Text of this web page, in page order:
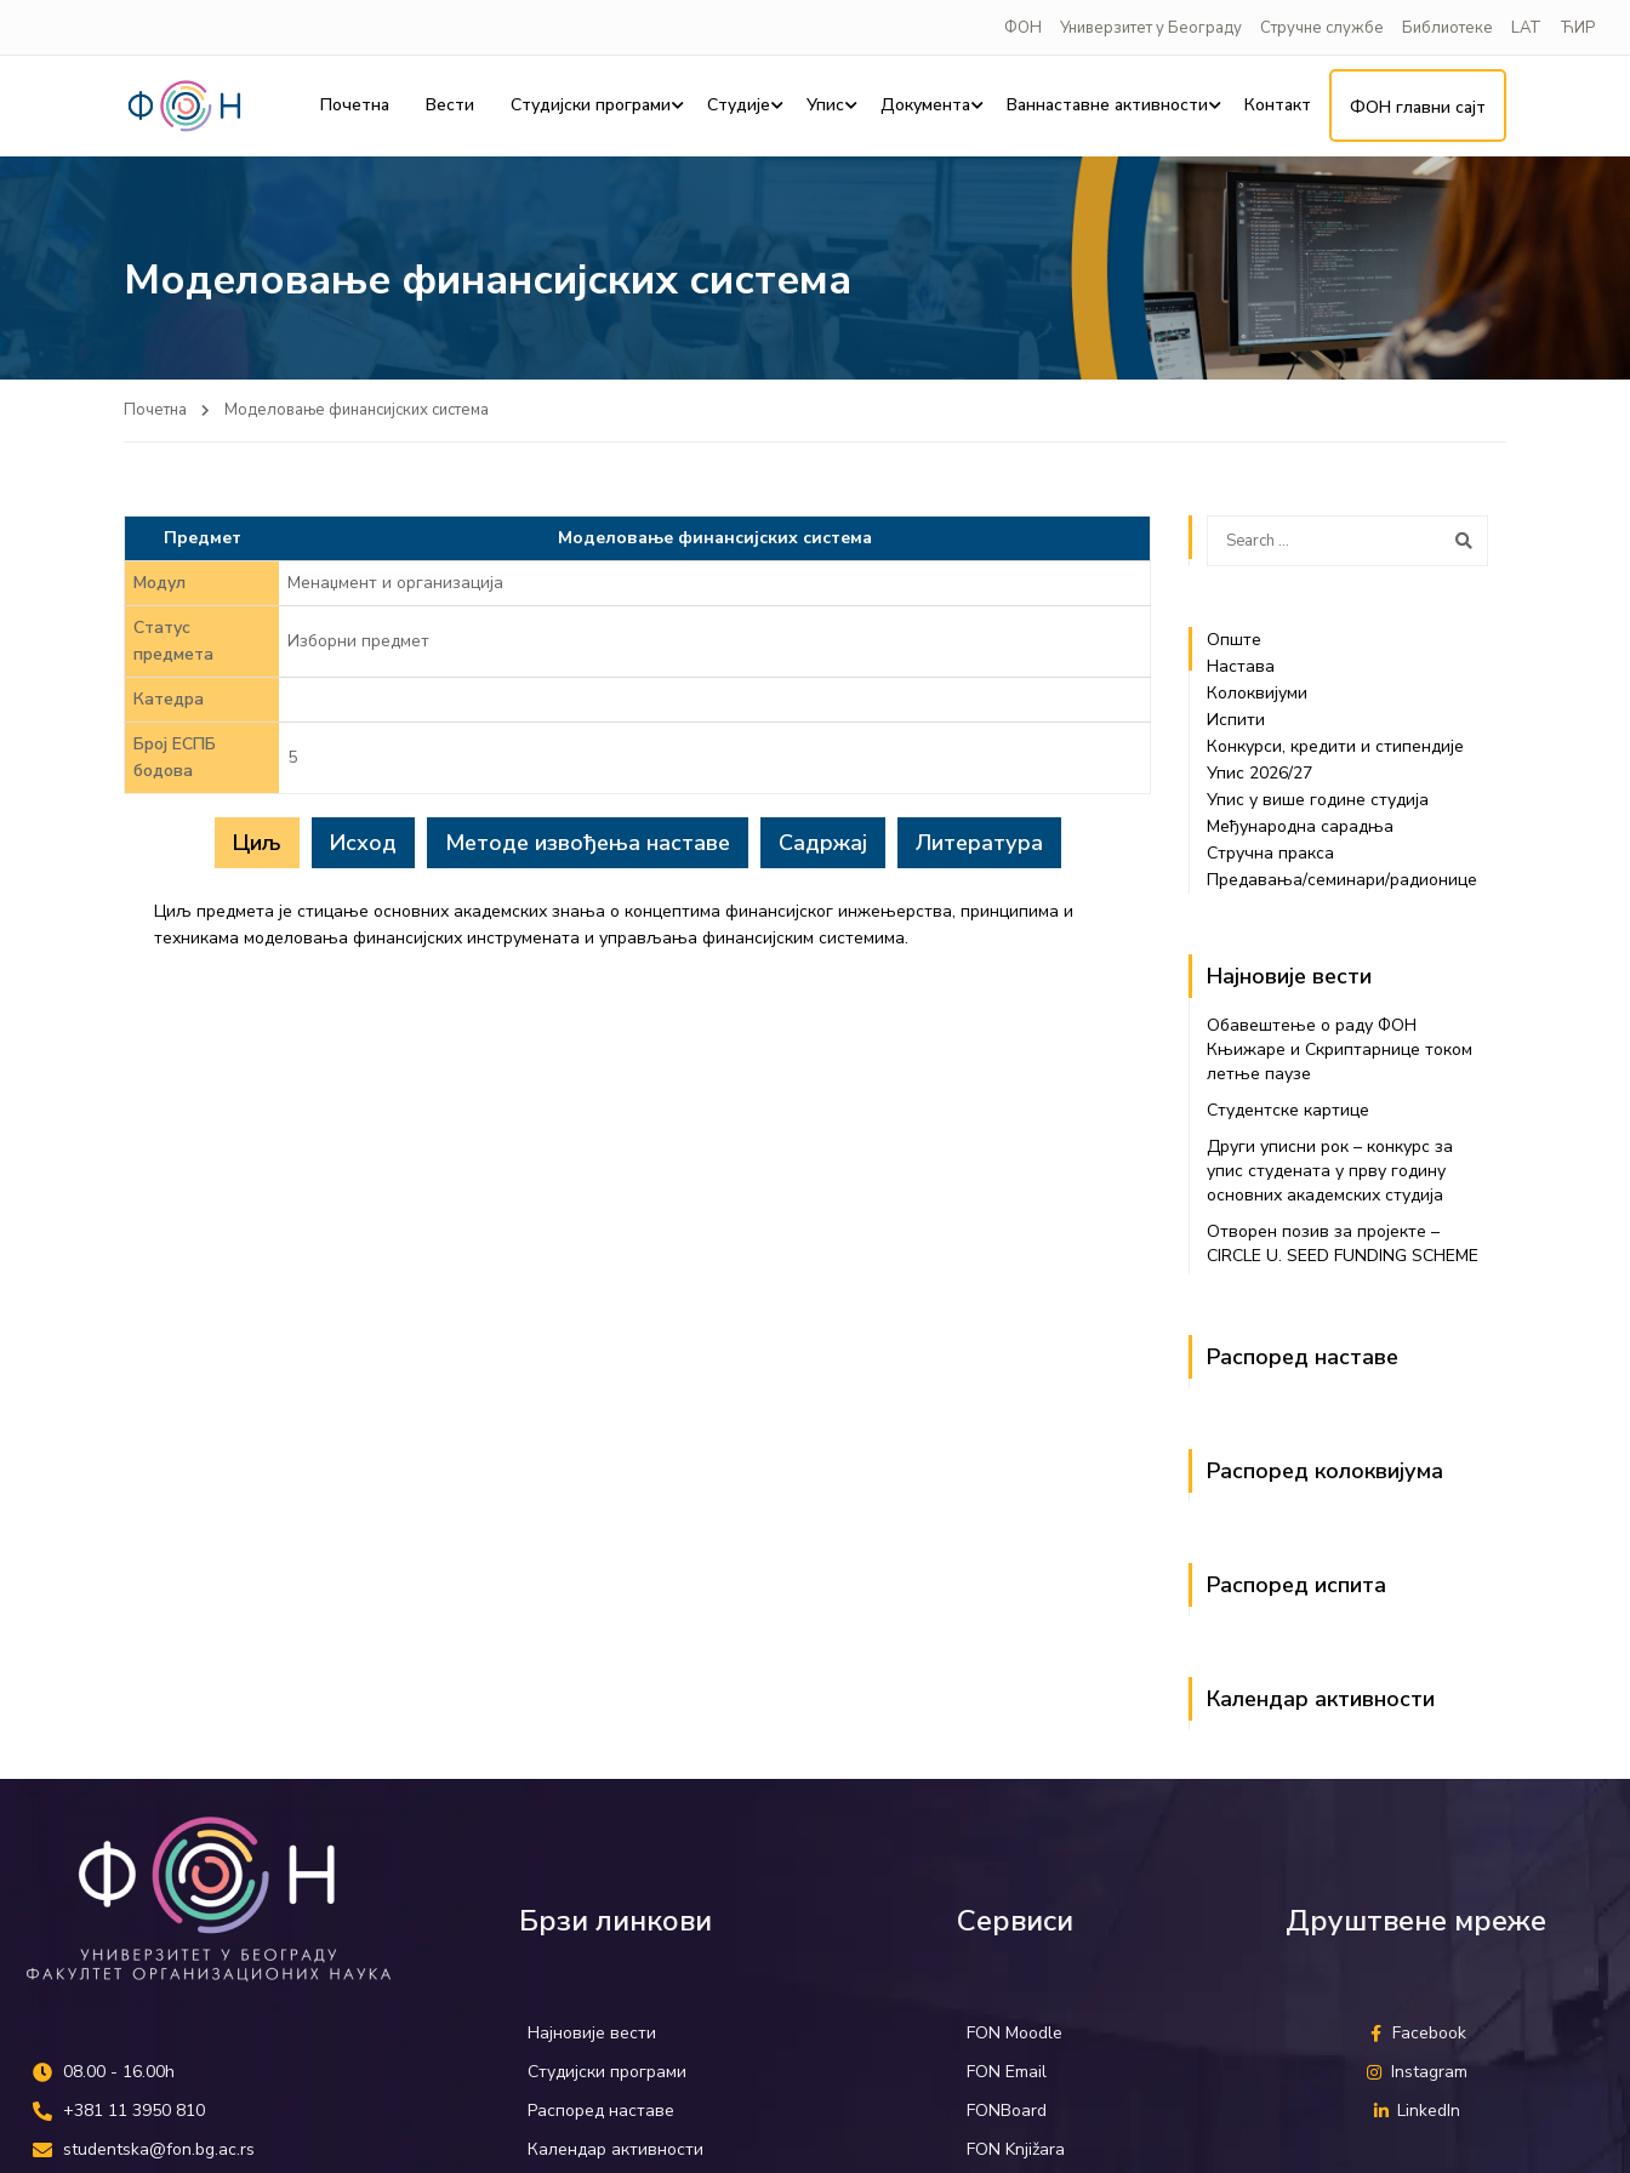
ФОН Универзитет у Београду Стручне службе Библиотеке LAT ЋИР
Почетна Вести Студијски програми Студије Упис Документа Ваннаставне активности Контакт ФОН главни сајт
Моделовање финансијских система
Почетна Моделовање финансијских система
Предмет
Моделовање финансијских система
Модул
Менаџмент и организација
Статус
предмета
Изборни предмет
Катедра
Број ЕСПБ
бодова
5
Циљ Исход Методе извођења наставе Садржај Литература
Циљ предмета је стицање основних академских знања о концептима финансијског инжењерства, принципима и
техникама моделовања финансијских инструмената и управљања финансијским системима.
Опште
Настава
Колоквијуми
Испити
Конкурси, кредити и стипендије
Упис 2026/27
Упис у више године студија
Међународна сарадња
Стручна пракса
Предавања/семинари/радионице
Најновије вести
Обавештење о раду ФОН
Књижаре и Скриптарнице током
летње паузе
Студентске картице
Други уписни рок – конкурс за
упис студената у прву годину
основних академских студија
Отворен позив за пројекте –
CIRCLE U. SEED FUNDING SCHEME
Распоред наставе
Распоред колоквијума
Распоред испита
Календар активности
08.00 - 16.00h
+381 11 3950 810
studentska@fon.bg.ac.rs
Брзи линкови
Најновије вести
Студијски програми
Распоред наставе
Календар активности
Сервиси
FON Moodle
FON Email
FONBoard
FON Knjižara
Друштвене мреже
Facebook
Instagram
LinkedIn